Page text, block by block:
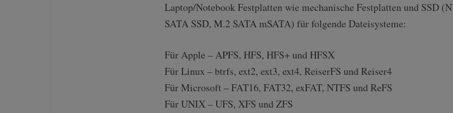
Laptop/Notebook Festplatten wie mechanische Festplatten und SSD
SATA SSD, M.2 SATA mSATA) für folgende Dateisysteme:
Für Apple – APFS, HFS, HFS+ und HFSX
Für Linux – btrfs, ext2, ext3, ext4, ReiserFS und Reiser4
Für Microsoft – FAT16, FAT32, exFAT, NTFS und ReFS
Für UNIX – UFS, XFS und ZFS